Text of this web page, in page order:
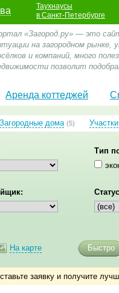
Таухнаусы
в Санкт-Петербурге
«Загород.ру» — это
на загородном
и компаний, много
позволит
Аренда коттеджей
Загородные дома (5) Участки
Тип
На карте Быстро
заявку и получите